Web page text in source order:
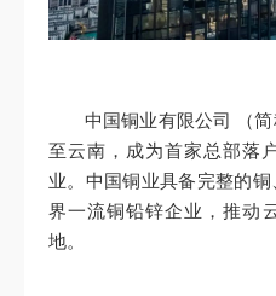
中国铜业有限公司 （
至云南，成为首家总部落
业。中国铜业具备完整的
界一流铜铅锌企业，推动
地。